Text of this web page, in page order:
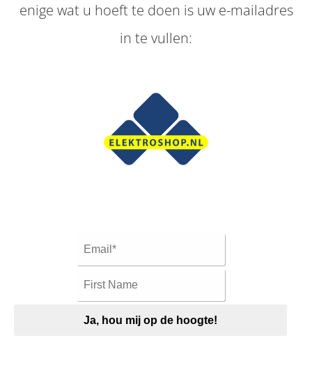
enige wat u hoeft te doen is uw e-mailadres
in te vullen:
Ja, hou mij op de hoogte!